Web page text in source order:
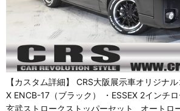
【カスタム詳細】 CRS大阪展示車オリジナ
X ENCB-17（ブラック） ・ESSEX 2インチ
玄武ストロークストッパーセット オート